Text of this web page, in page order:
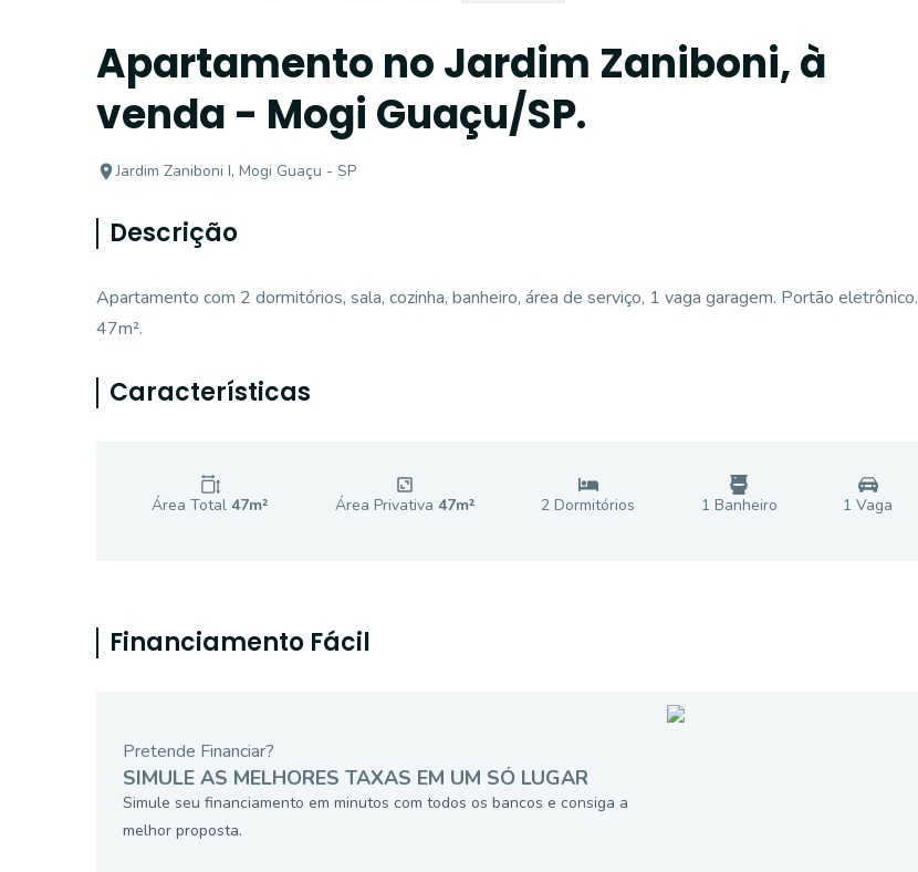
Apartamento no Jardim Zaniboni, à
venda - Mogi Guaçu/SP.
Jardim Zaniboni I, Mogi Guaçu - SP
Descrição
Apartamento com 2 dormitórios, sala, cozinha, banheiro, área de serviço, 1 vaga garagem. Portão eletrônico.
47m².
Características
Área Total 47m² Área Privativa 47m² 2 Dormitórios 1 Banheiro 1 Vaga
Financiamento Fácil
Pretende Financiar?
SIMULE AS MELHORES TAXAS EM UM SÓ LUGAR
Simule seu financiamento em minutos com todos os bancos e consiga a
melhor proposta.